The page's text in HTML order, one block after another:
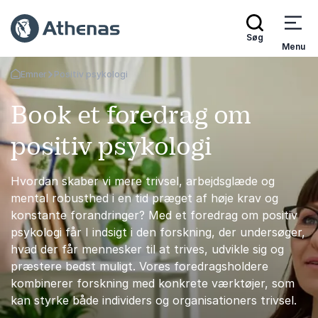
Søg
Menu
Tilbage til forsiden
Emner Positiv psykologi
Book et foredrag om
positiv psykologi
Hvordan skaber vi mere trivsel, arbejdsglæde og
mental robusthed i en tid præget af høje krav og
konstante forandringer? Med et foredrag om positiv
psykologi får I indsigt i den forskning, der undersøger,
hvad der får mennesker til at trives, udvikle sig og
præstere bedst muligt. Vores foredragsholdere
kombinerer forskning med konkrete værktøjer, som
kan styrke både individers og organisationers trivsel.